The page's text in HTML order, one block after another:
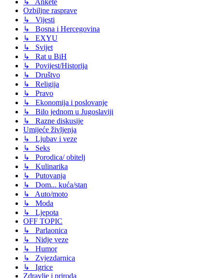
↳ Ankete
Ozbiljne rasprave
↳ Vijesti
↳ Bosna i Hercegovina
↳ EXYU
↳ Svijet
↳ Rat u BiH
↳ Povijest/Historija
↳ Društvo
↳ Religija
↳ Pravo
↳ Ekonomija i poslovanje
↳ Bilo jednom u Jugoslaviji
↳ Razne diskusije
Umijeće življenja
↳ Ljubav i veze
↳ Seks
↳ Porodica/ obitelj
↳ Kulinarika
↳ Putovanja
↳ Dom... kuća/stan
↳ Auto/moto
↳ Moda
↳ Ljepota
OFF TOPIC
↳ Parlaonica
↳ Nidje veze
↳ Humor
↳ Zvjezdarnica
↳ Igrice
Zdravlje i priroda